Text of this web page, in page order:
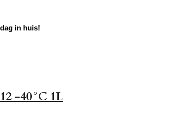
in huis!
-40°C 1L